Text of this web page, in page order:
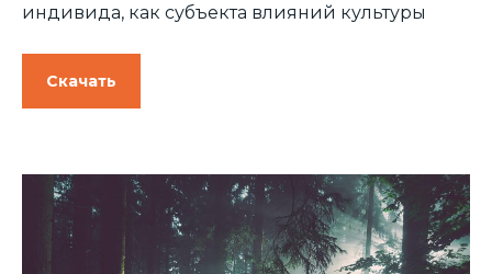
индивида, как субъекта влияний культуры
Скачать